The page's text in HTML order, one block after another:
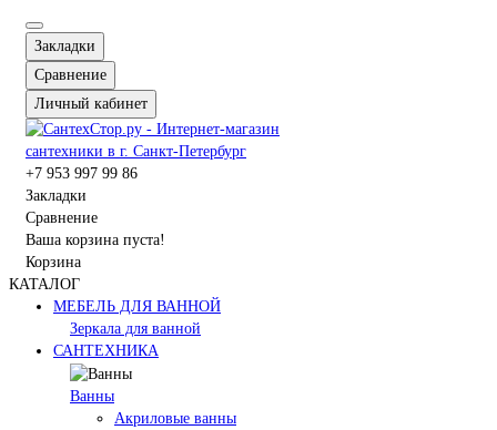
Закладки
Сравнение
Личный кабинет
+7 953 997 99 86
Закладки
Сравнение
Ваша корзина пуста!
Корзина
КАТАЛОГ
МЕБЕЛЬ ДЛЯ ВАННОЙ
Зеркала для ванной
САНТЕХНИКА
Ванны
Акриловые ванны